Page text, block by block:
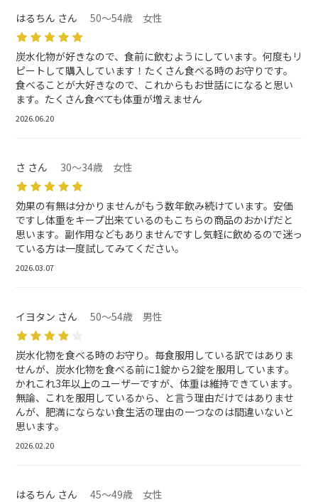
はるちん さん 50～54歳 女性
炭水化物が好きなので、食前に飲むようにしています。何度もリ
ピートして購入しています！たくさん食べる時のお守りです。
食べることが大好きなので、これからもお世話にになると思い
ます。たくさん食べても体重が増えません
2026.06.20
さ さん 30～34歳 女性
効果の有無は分かりませんがもう数年飲み続けています。安価
ですし体重をキープ出来ているのもこちらの商品のおかげだと
思います。副作用などもありませんですし気軽に飲めるので迷っ
ている方は一度試してみてください。
2026.03.07
イヨタン さん 50～54歳 男性
炭水化物を食べる時のお守り。毎食服用している訳ではありま
せんが、炭水化物を食べる前に1錠から2錠を服用しています。
かれこれ3年以上のユーザーですが、体重は維持できています。
無論、これを服用しているから、と言う理由だけではありませ
んが、肥満にならない食生活の理由の一つなのは間違いないと
思います。
2026.02.20
はるちん さん 45～49歳 女性